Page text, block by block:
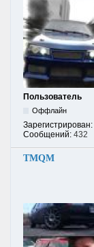
Пользователь
Оффлайн
Зарегистрирован:
Сообщений: 432
TMQM